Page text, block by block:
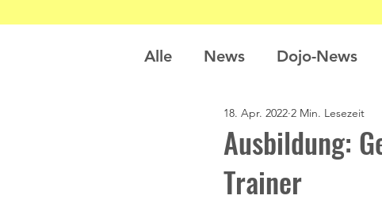
Alle News Dojo-News
Nachwuchs Prüfungen
Sommercamp
Ausbildung:
Trainer
18. Apr. 2022 2 Min. Lesezeit